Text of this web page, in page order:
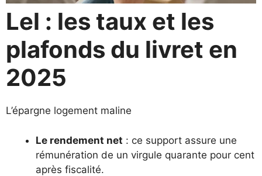
Lel : les taux et les
plafonds du livret en
2025
L’épargne logement maline
Le rendement net : ce support assure une
rémunération de un virgule quarante pour cent
après fiscalité.